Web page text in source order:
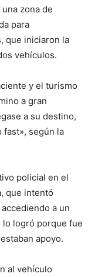
zona de
para
que iniciaron la
vehículos.
y el turismo
a gran
a su destino,
fast», según la
policial en el
que intentó
a un
lo logró porque fue
apoyo.
al vehículo